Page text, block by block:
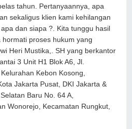
tahun. Pertanyaannya, apa
sekaligus klien kami kehilangan
dan siapa ?. Kita tunggu hasil
proses hukum yang
Heri Mustika,. SH yang berkantor
3 Unit H1 Blok A6, Jl.
Kebon Kosong,
Jakarta Pusat, DKI Jakarta &
Baru No. 64 A,
Wonorejo, Kecamatan Rungkut,